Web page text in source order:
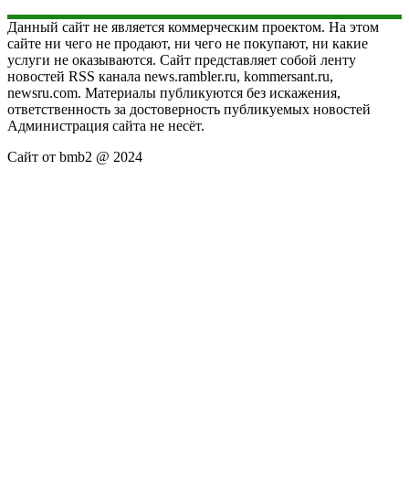
Данный сайт не является коммерческим проектом. На этом
сайте ни чего не продают, ни чего не покупают, ни какие
услуги не оказываются. Сайт представляет собой ленту
новостей RSS канала news.rambler.ru, kommersant.ru,
newsru.com. Материалы публикуются без искажения,
ответственность за достоверность публикуемых новостей
Администрация сайта не несёт.
Сайт от bmb2 @ 2024